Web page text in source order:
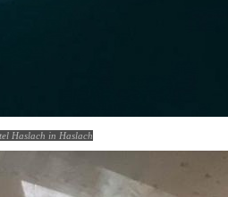
Haslach in Haslach